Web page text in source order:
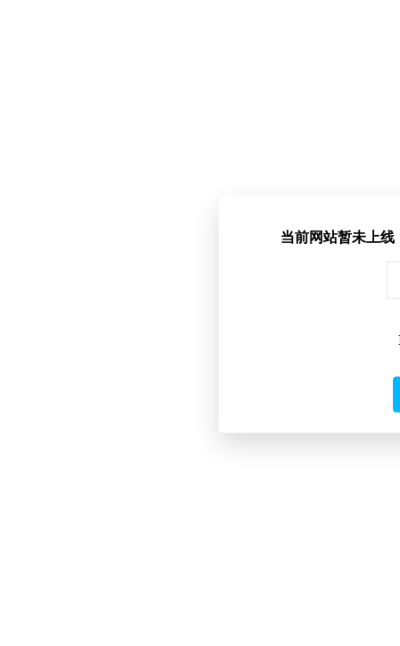
当前网站暂未上